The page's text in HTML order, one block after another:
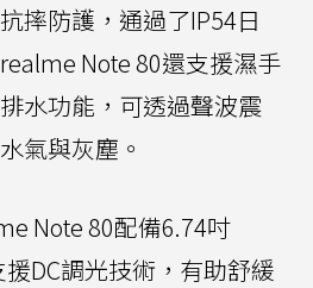
摔防護，通過了IP54日
Note 80還支援濕手
水功能，可透過聲波震
氣與灰塵。
Note 80配備6.74吋
DC調光技術，有助舒緩